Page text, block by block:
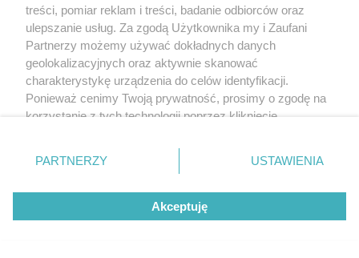
Żaden utwór zamieszczony w serwisie nie może być powielany i
rozpowszechniany lub dalej rozpowszechniany w jakikolwiek sposób (w
tym także elektroniczny lub mechaniczny) na jakimkolwiek polu
eksploatacji w jakiejkolwiek formie, włącznie z umieszczaniem w Internecie
bez pisemnej zgody właściciela praw. Jakiekolwiek użycie lub
treści, pomiar reklam i treści, badanie odbiorców oraz
ulepszanie usług. Za zgodą Użytkownika my i Zaufani
Partnerzy możemy używać dokładnych danych
geolokalizacyjnych oraz aktywnie skanować
charakterystykę urządzenia do celów identyfikacji.
Ponieważ cenimy Twoją prywatność, prosimy o zgodę na
korzystanie z tych technologii poprzez kliknięcie
zmienić/wycofać klikając przycisk ustawień prywatności
znajdujący się w lewym dolnym rogu strony
rodzaje przetwarzania danych nie wymagają zgody
użytkownika, ale masz prawo sprzeciwić się takiemu
przetwarzaniu. Preferencje będą miały zastosowanie tylko
PARTNERZY USTAWIENIA
Akceptuję